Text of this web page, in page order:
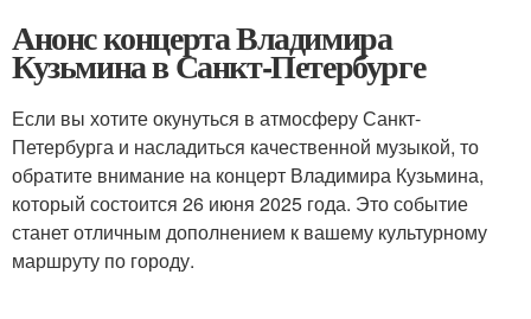
Анонс концерта Владимира
Кузьмина в Санкт-Петербурге
Если вы хотите окунуться в атмосферу Санкт-
Петербурга и насладиться качественной музыкой, то
обратите внимание на концерт Владимира Кузьмина,
который состоится 26 июня 2025 года. Это событие
станет отличным дополнением к вашему культурному
маршруту по городу.